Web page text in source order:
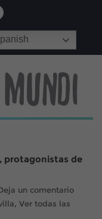
protagonistas de
un comentario
, Ver todas las